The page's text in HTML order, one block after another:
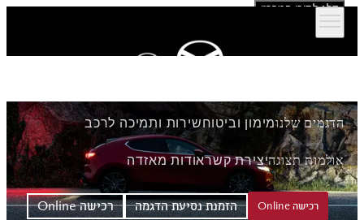
דלג לתוכן המרכזי
הדגמים שלנומימון וביטוחשירות ותמיכה לרכב
אולמות תצוגהיצירת קשראודות מאזדה
רכישה Online הזמנת נסיעת הדגמה רכישה Online